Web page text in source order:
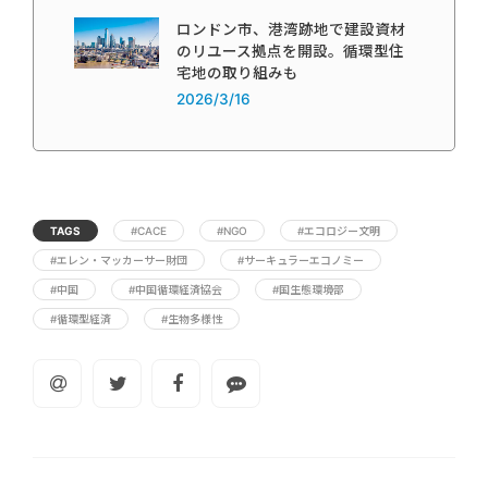
ロンドン市、港湾跡地で建設資材
のリユース拠点を開設。循環型住
宅地の取り組みも
2026/3/16
TAGS #CACE #NGO #エコロジー文明
#エレン・マッカーサー財団 #サーキュラーエコノミー
#中国 #中国循環経済協会 #国生態環境部
#循環型経済 #生物多様性